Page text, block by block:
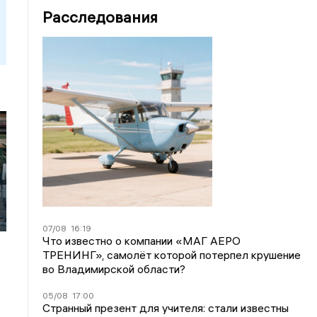
Расследования
07/08 16:19
Что известно о компании «МАГ АЕРО
ТРЕНИНГ», самолёт которой потерпел крушение
во Владимирской области?
05/08 17:00
Странный презент для учителя: стали известны